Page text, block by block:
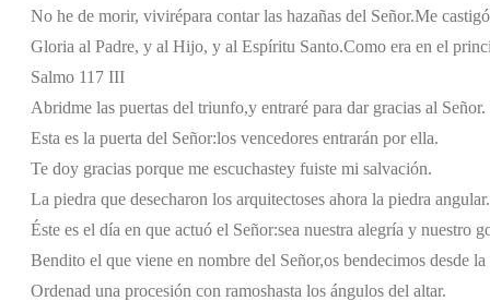
No he de morir, vivirépara contar las hazañas del Señor.Me
Gloria al Padre, y al Hijo, y al Espíritu Santo.Como era en el
Salmo 117 III
Abridme las puertas del triunfo,y entraré para dar gracias al Señor.
Esta es la puerta del Señor:los vencedores entrarán por ella.
Te doy gracias porque me escuchastey fuiste mi salvación.
La piedra que desecharon los arquitectoses ahora la piedra angular.
Éste es el día en que actuó el Señor:sea nuestra alegría y nuestro
Bendito el que viene en nombre del Señor,os bendecimos desde
Ordenad una procesión con ramoshasta los ángulos del altar.